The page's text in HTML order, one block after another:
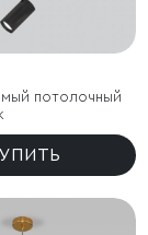
потолочный